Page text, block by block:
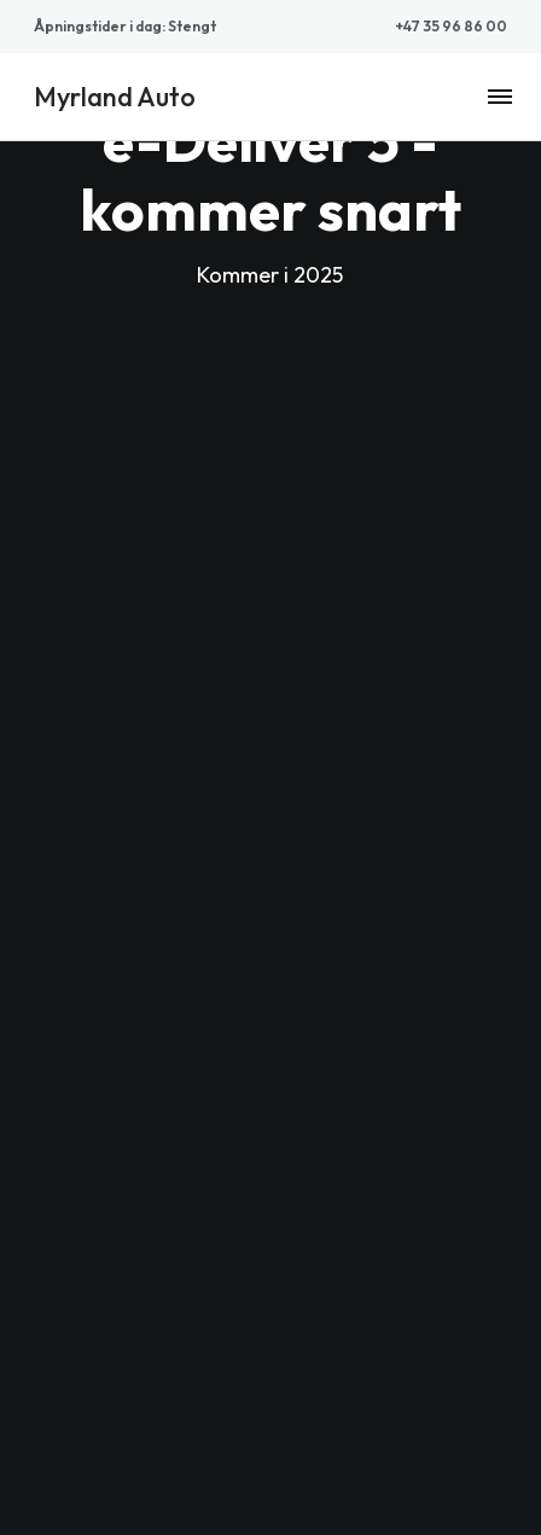
Åpningstider i dag:Stengt +47 35 96 86 00
Myrland
Myrland Auto
e-Deliver 5 -
kommer snart
Kommer i 2025